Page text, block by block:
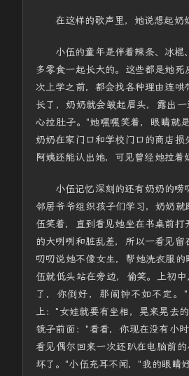
在这样的歌声里，她说想起奶
小伍的童年是伴着辣条、冰
多零食一起长大的。这些都是她
次上学之前，都会找各种理由连
长了，奶奶就会皱起眉头，露出
心拉肚子。"她嘿嘿笑着，眼睛就
奶奶在家门口和学校门口的商店
阿姨还能认出她，可见曾经她拉
小伍记忆深刻的还有奶奶的
邻居爷爷组织孩子们学习，奶奶
伍笑着，直到看见她坐在书桌前
的大咧咧和脏乱差，所以一看见
叨叨说她不像女生，帮她洗衣服
伍就低头站在旁边，偷笑。上初
了，你倒好，那闹钟不如不定
上："女娃就要有坐相，晃来晃去
镜子前面："看看，你现在没有小
看见偶尔回来一次还趴在电脑前
坏了。"小伍充耳不闻，"我的眼睛